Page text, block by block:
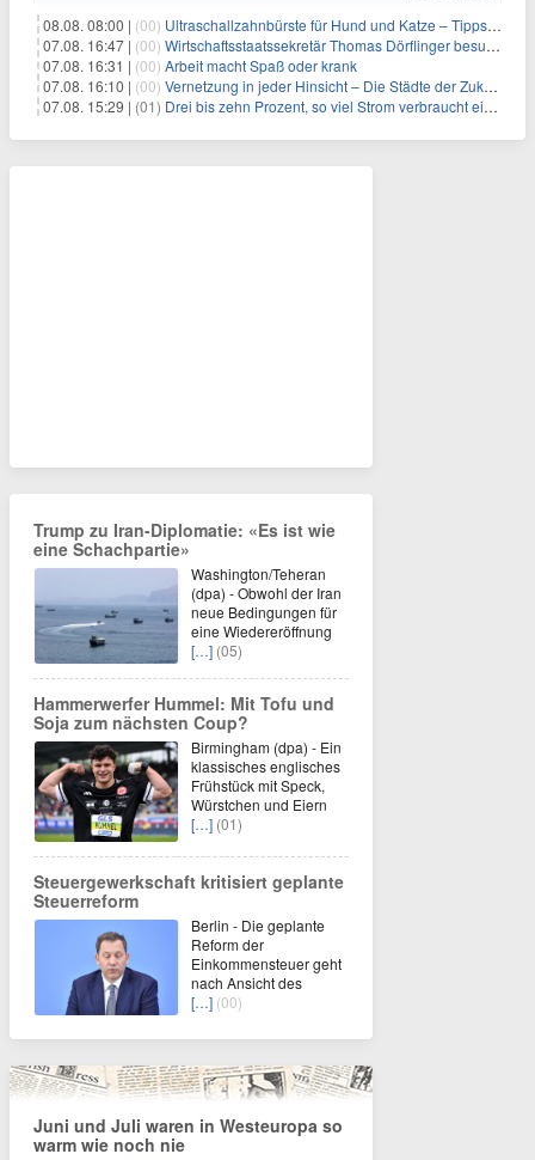
08.08. 08:00 | (00) Ultraschallzahnbürste für Hund und Katze – Tipps zur erfolgreichen Eingewöhnung
07.08. 16:47 | (00) Wirtschaftsstaatssekretär Thomas Dörflinger besucht Handwerksbetrieb im Kammerbezirk Freiburg
07.08. 16:31 | (00) Arbeit macht Spaß oder krank
07.08. 16:10 | (00) Vernetzung in jeder Hinsicht – Die Städte der Zukunft sind grün-blau
07.08. 15:29 | (01) Drei bis zehn Prozent, so viel Strom verbraucht ein Aufzug im Gebäude
Trump zu Iran-Diplomatie: «Es ist wie
eine Schachpartie»
Washington/Teheran
(dpa) - Obwohl der Iran
neue Bedingungen für
eine Wiedereröffnung
[…] (05)
Hammerwerfer Hummel: Mit Tofu und
Soja zum nächsten Coup?
Birmingham (dpa) - Ein
klassisches englisches
Frühstück mit Speck,
Würstchen und Eiern
[…] (01)
Steuergewerkschaft kritisiert geplante
Steuerreform
Berlin - Die geplante
Reform der
Einkommensteuer geht
nach Ansicht des
[…] (00)
Juni und Juli waren in Westeuropa so
warm wie noch nie